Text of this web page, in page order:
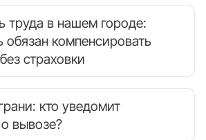
труда в нашем городе:
обязан компенсировать
страховки
кто уведомит
вывозе?